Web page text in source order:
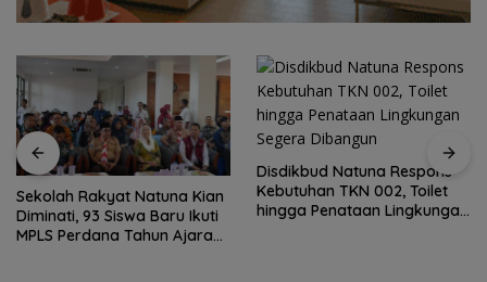
Sekolah Rakyat Natuna Kian
Diminati, 93 Siswa Baru Ikuti
MPLS Perdana Tahun Ajaran
Disdikbud Natuna Respons
Kebutuhan TKN 002, Toilet
hingga Penataan Lingkungan